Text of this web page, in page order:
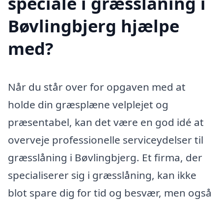
Bøvlingbjerg hjælpe
med?
Når du står over for opgaven med at
holde din græsplæne velplejet og
præsentabel, kan det være en god idé at
overveje professionelle serviceydelser til
græsslåning i Bøvlingbjerg. Et firma, der
specialiserer sig i græsslåning, kan ikke
blot spare dig for tid og besvær, men også